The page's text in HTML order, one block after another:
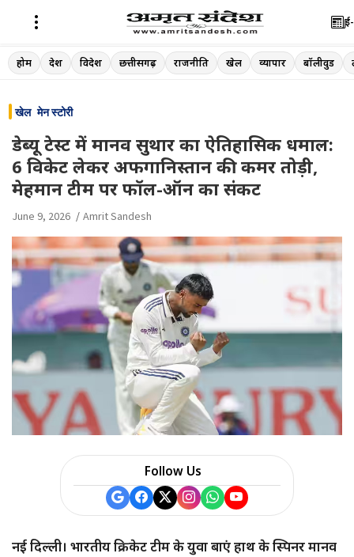
Skip
to
होम देश विदेश छत्तीसगढ़ राजनीति खेल व्यापार बॉलीवुड
खेल मेन स्टोरी
डेब्यू टेस्ट में मानव सुथार का ऐतिहासिक धमाल:
6 विकेट लेकर अफगानिस्तान की कमर तोड़ी,
मेहमान टीम पर फॉल-ऑन का संकट
June 9, 2026 Amrit Sandesh
Follow Us
नई दिल्ली। भारतीय क्रिकेट टीम के युवा बाएं हाथ के स्पिनर मानव